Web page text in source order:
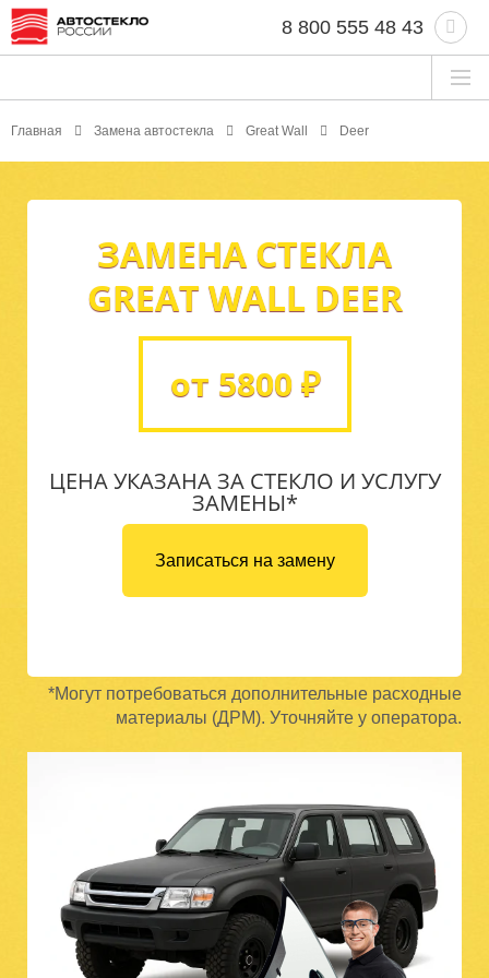
8 800 555 48 43
Главная Замена автостекла Great Wall Deer
ЗАМЕНА СТЕКЛА
GREAT WALL DEER
от 5800 ₽
ЦЕНА УКАЗАНА ЗА СТЕКЛО И УСЛУГУ
ЗАМЕНЫ*
Записаться на замену
*Могут потребоваться дополнительные расходные
материалы (ДРМ). Уточняйте у оператора.